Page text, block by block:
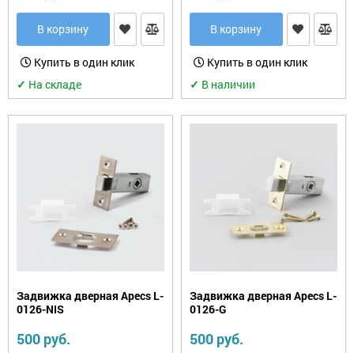
В корзину
Купить в один клик
✓ На складе
В корзину
Купить в один клик
✓ В наличии
Задвижка дверная Apecs L-
0126-NIS
500 руб.
Задвижка дверная Apecs L-
0126-G
500 руб.